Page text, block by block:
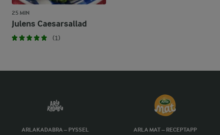
25 MIN
Julens Caesarsallad
(1)
ARLAKADABRA – PYSSEL
ARLA MAT – RECEPTAPP